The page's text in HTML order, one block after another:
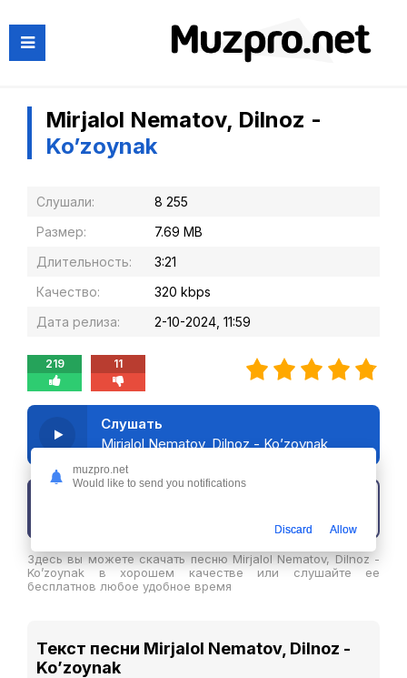
Mirjalol Nematov, Dilnoz -
Ko’zoynak
Слушали:
8 255
Размер:
7.69 MB
Длительность:
3:21
Качество:
320 kbps
Дата релиза:
2-10-2024, 11:59
219 11
Слушать
Mirjalol Nematov, Dilnoz - Ko’zoynak
Здесь вы можете скачать песню Mirjalol Nematov, Dilnoz -
Ko’zoynak в хорошем качестве или слушайте ее
бесплатнов любое удобное время
Текст песни Mirjalol Nematov, Dilnoz -
Ko’zoynak
muzpro.net
Would like to send you notifications
Discard Allow